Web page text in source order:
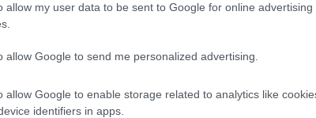
allow my user data to be sent to Google for online advertising
allow Google to send me personalized advertising.
allow Google to enable storage related to analytics like
identifiers in apps.
a Chiara Ferragni. Molti di voi per
difendere anche l’indifendibile
ma, contro l’enorme invidia sociale,
comunque si è sempre impegnata nella
Ci ha preso in giro? Forse. Ma è